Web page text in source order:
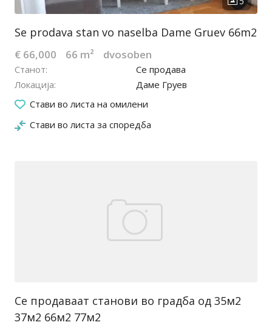
Se prodava stan vo naselba Dame Gruev 66m2
€ 66,000 66 m² dvosoben
Станот
Се продава
Локација
Даме Груев
Стави во листа на омилени
Стави во листа за споредба
23.11.2023
Се продаваат станови во градба од 35м2
37м2 66м2 77м2